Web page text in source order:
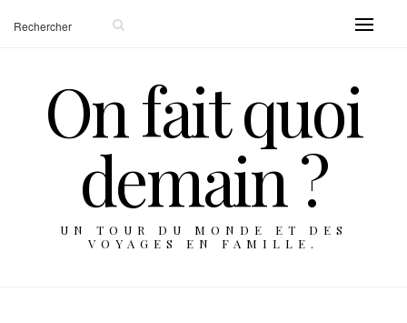
On fait quoi
demain ?
UN TOUR DU MONDE ET DES
VOYAGES EN FAMILLE.